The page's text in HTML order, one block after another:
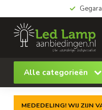
Alle categorieën
MEDEDELING! WIJ ZIJN